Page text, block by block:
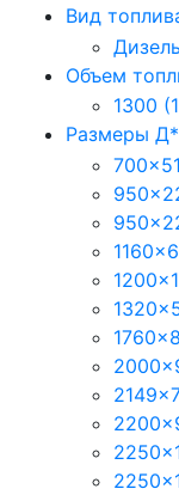
Вид
Объем
1300
Размеры